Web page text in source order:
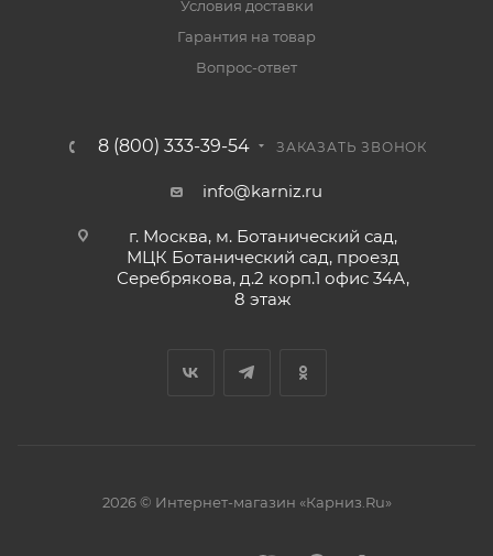
Условия доставки
Гарантия на товар
Вопрос-ответ
8 (800) 333-39-54 ЗАКАЗАТЬ ЗВОНОК
info@karniz.ru
г. Москва, м. Ботанический сад,
МЦК Ботанический сад, проезд
Серебрякова, д.2 корп.1 офис 34А,
8 этаж
2026 © Интернет-магазин «Карниз.Ru»